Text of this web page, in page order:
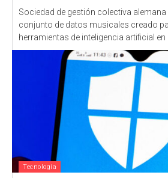
Sociedad de gestión colectiva alemana gema ha
conjunto de datos musicales creado
herramientas de inteligencia artificial en
Tecnología